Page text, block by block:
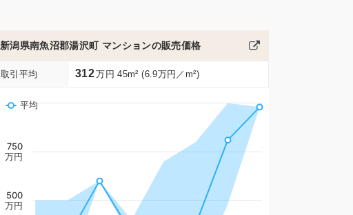
新潟県南魚沼郡湯沢町 マンションの販売価格
取引平均 312万円 45m² (6.9万円／m²)
平均
500
万円
750
万円